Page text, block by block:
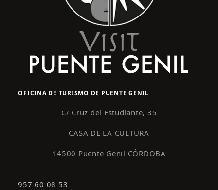
OFICINA DE TURISMO DE PUENTE GENIL
C/ Cruz del Estudiante, 35
CASA DE LA CULTURA
14500 Puente Genil CÓRDOBA
957 60 08 53